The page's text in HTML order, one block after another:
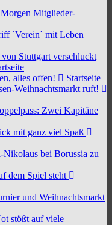
Mitglieder-
`Verein´ mit Leben
Stuttgart verschluckt
alles offen!
Startseite
Weihnachtsmarkt ruft!
Zwei Kapitäne
mit ganz viel Spaß
Nikolaus bei Borussia zu
dem Spiel steht
und Weihnachtsmarkt
stößt auf viele